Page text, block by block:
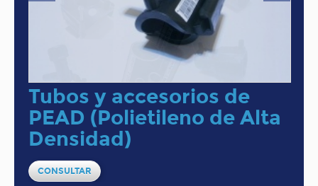
Tubos y accesorios de
PEAD (Polietileno de Alta
Densidad)
CONSULTAR